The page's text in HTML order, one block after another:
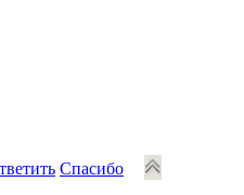
Спасибо